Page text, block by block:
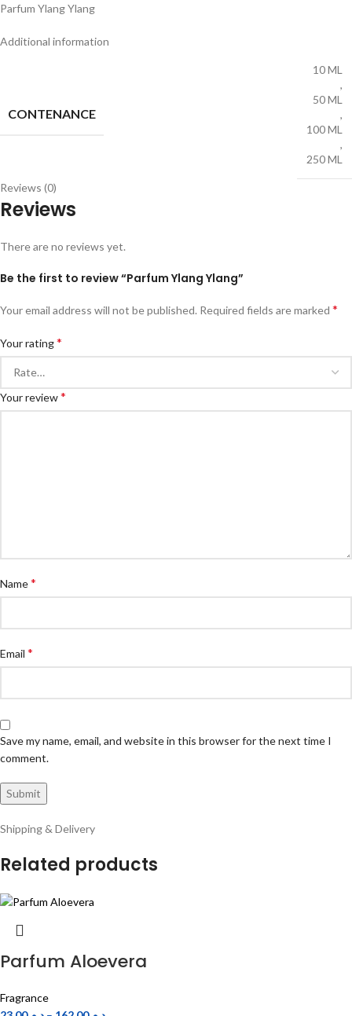
Parfum Ylang Ylang
Additional information
CONTENANCE
10 ML
,
50 ML
,
100 ML
,
250 ML
Reviews (0)
Reviews
There are no reviews yet.
Be the first to review “Parfum Ylang Ylang”
Your email address will not be published. Required fields are marked *
Your rating*
Your review*
Name*
Email *
Save my name, email, and website in this browser for the next time I
comment.
Shipping & Delivery
Related products
Parfum Aloevera
Fragrance